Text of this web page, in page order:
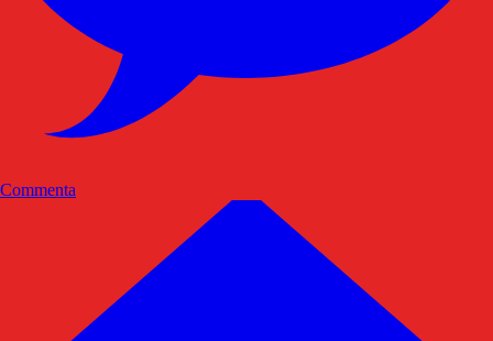
Commenta